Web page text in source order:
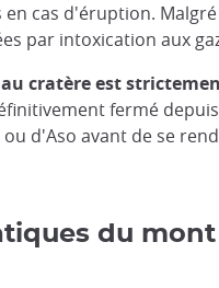
cas d'éruption.
par intoxication aux
au cratère est
fermé
d'Aso avant de se
du mont